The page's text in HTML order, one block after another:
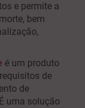
e permite a
bem
é um produto
de
de
É uma solução